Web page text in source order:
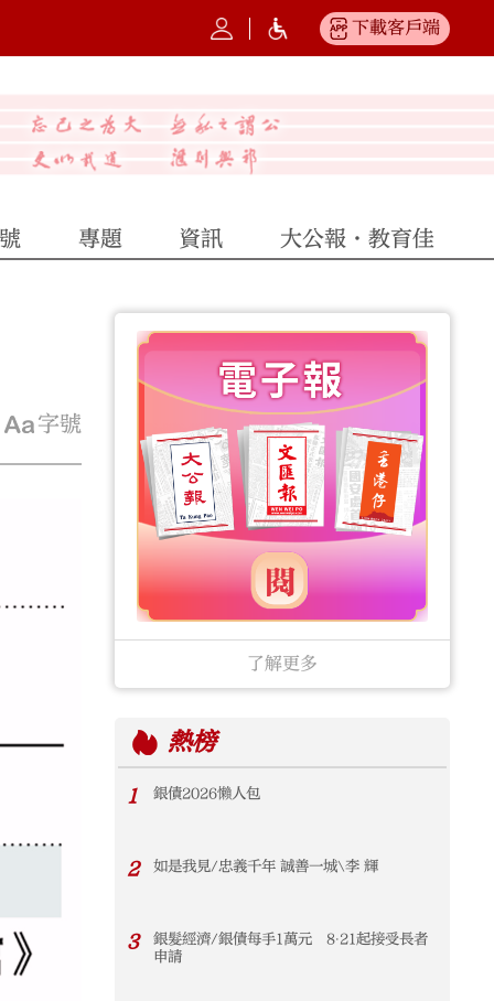
下載客戶端
專題 資訊 大公報·教育佳
字號
了解更多
熱榜
1 銀債2026懶人包
2 如是我見/忠義千年 誠善一城\李 輝
3
銀髮經濟/銀債每手1萬元 8‧21起接受長者
申請